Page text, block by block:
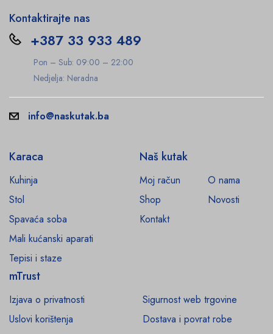
Kontaktirajte nas
+387 33 933 489
Pon – Sub: 09:00 – 22:00
Nedjelja: Neradna
info@naskutak.ba
Karaca
Kuhinja
Stol
Spavaća soba
Mali kućanski aparati
Tepisi i staze
Naš kutak
Moj račun
O nama
Shop
Novosti
Kontakt
mTrust
Izjava o privatnosti
Sigurnost web trgovine
Uslovi korištenja
Dostava i povrat robe